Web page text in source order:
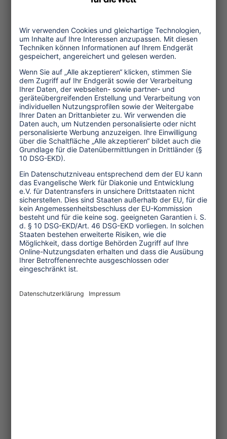
Menschenrechte
Unternehmensverantwortung
Service und Tipps
One Planet Guide für faires
Reisen
Initiative